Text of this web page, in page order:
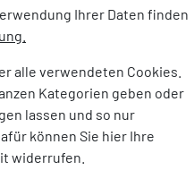
Ihrer Daten finden
alle verwendeten Cookies.
Kategorien geben oder
lassen und so nur
können Sie hier Ihre
widerrufen.
Gewicht: